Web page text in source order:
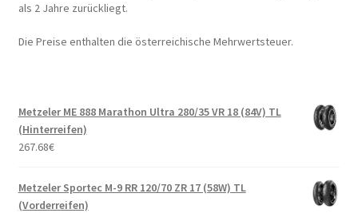
als 2 Jahre zurückliegt.
Die Preise enthalten die österreichische Mehrwertsteuer.
Metzeler ME 888 Marathon Ultra 280/35 VR 18 (84V) TL
(Hinterreifen)
267.68€
Metzeler Sportec M-9 RR 120/70 ZR 17 (58W) TL
(Vorderreifen)